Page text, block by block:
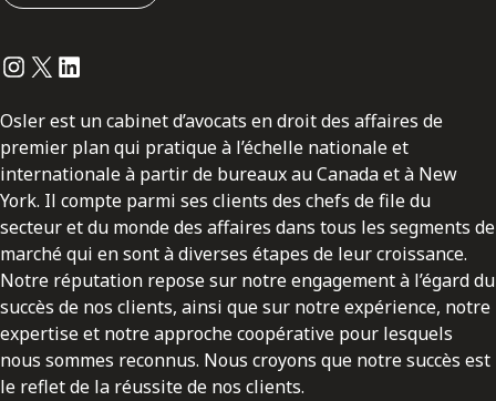
Instagram
Twitter
LinkedIn
Osler est un cabinet d’avocats en droit des affaires de
premier plan qui pratique à l’échelle nationale et
internationale à partir de bureaux au Canada et à New
York. Il compte parmi ses clients des chefs de file du
secteur et du monde des affaires dans tous les segments de
marché qui en sont à diverses étapes de leur croissance.
Notre réputation repose sur notre engagement à l’égard du
succès de nos clients, ainsi que sur notre expérience, notre
expertise et notre approche coopérative pour lesquels
nous sommes reconnus. Nous croyons que notre succès est
le reflet de la réussite de nos clients.